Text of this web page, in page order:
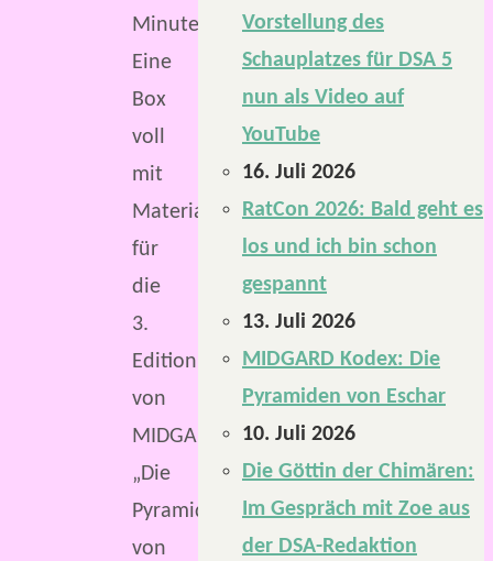
Minuten
Eine
Box
voll
mit
Material
für
die
3.
Edition
von
MIDGARD:
„Die
Pyramiden
von
Vorstellung des
Schauplatzes für DSA 5
nun als Video auf
YouTube
16. Juli 2026
RatCon 2026: Bald geht es
los und ich bin schon
gespannt
13. Juli 2026
MIDGARD Kodex: Die
Pyramiden von Eschar
10. Juli 2026
Die Göttin der Chimären:
Im Gespräch mit Zoe aus
der DSA-Redaktion